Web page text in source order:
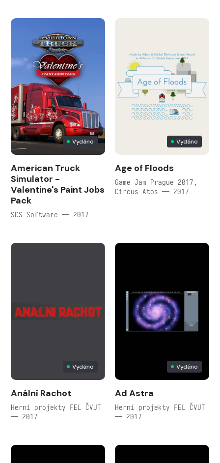
Vydáno
American Truck
Simulator -
Valentine's Paint Jobs
Pack
SCS Software — 2017
Vydáno
Age of Floods
Game Jam Prague 2017,
Circus Atos — 2017
Vydáno
Anální Rachot
Herní projekty FEL ČVUT
— 2017
Vydáno
Ad Astra
Herní projekty FEL ČVUT
— 2017